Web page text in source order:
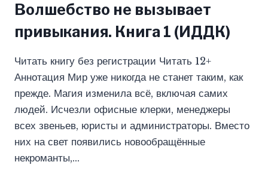
Волшебство не вызывает
привыкания. Книга 1 (ИДДК)
Читать книгу без регистрации Читать 12+
Аннотация Мир уже никогда не станет таким, как
прежде. Магия изменила всё, включая самих
людей. Исчезли офисные клерки, менеджеры
всех звеньев, юристы и администраторы. Вместо
них на свет появились новообращённые
некроманты,…